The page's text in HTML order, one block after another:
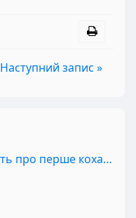
Наступний запис »
Вітька + Галя, або Повість про перше кохання